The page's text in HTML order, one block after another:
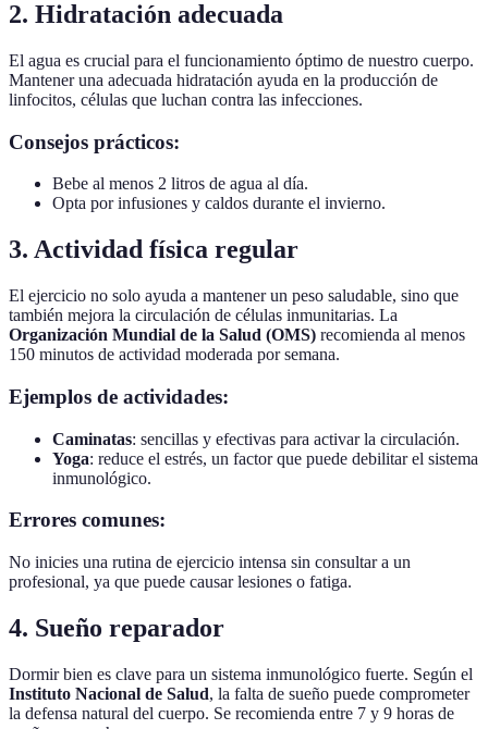
2. Hidratación adecuada
El agua es crucial para el funcionamiento óptimo de nuestro cuerpo.
Mantener una adecuada hidratación ayuda en la producción de
linfocitos, células que luchan contra las infecciones.
Consejos prácticos:
Bebe al menos 2 litros de agua al día.
Opta por infusiones y caldos durante el invierno.
3. Actividad física regular
El ejercicio no solo ayuda a mantener un peso saludable, sino que
también mejora la circulación de células inmunitarias. La
Organización Mundial de la Salud (OMS) recomienda al menos
150 minutos de actividad moderada por semana.
Ejemplos de actividades:
Caminatas: sencillas y efectivas para activar la circulación.
Yoga: reduce el estrés, un factor que puede debilitar el sistema
inmunológico.
Errores comunes:
No inicies una rutina de ejercicio intensa sin consultar a un
profesional, ya que puede causar lesiones o fatiga.
4. Sueño reparador
Dormir bien es clave para un sistema inmunológico fuerte. Según el
Instituto Nacional de Salud, la falta de sueño puede comprometer
la defensa natural del cuerpo. Se recomienda entre 7 y 9 horas de